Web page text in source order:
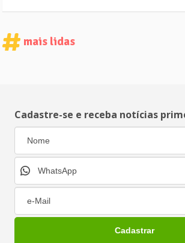
mais lidas
Cadastre-se e receba notícias